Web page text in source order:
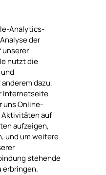
Analytics-
der
unserer
nutzt die
dazu,
Internetseite
uns Online-
Aktivitäten auf
aufzeigen,
und um weitere
stehende
erbringen.